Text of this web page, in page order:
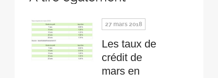
27 mars 2018
Les taux de
crédit de
mars en